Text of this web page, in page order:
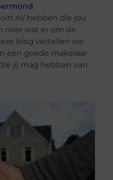
hebben die jou
over wat er om de
blog vertellen we
een goede makelaar
jij mag hebben van